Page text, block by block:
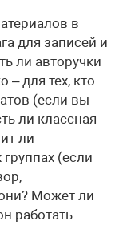
в
для записей и
ли авторучки
– для тех, кто
(если вы
ли классная
ли
(если
Может ли
работать